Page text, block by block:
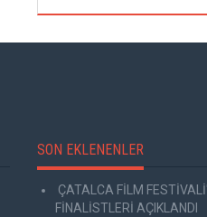
SON EKLENENLER
ÇATALCA FİLM
FİNALİSTLERİ AÇIKLANDI